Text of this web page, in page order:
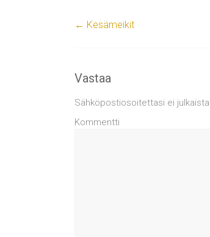
← Kesämeikit
Vastaa
Sähköpostiosoitettasi ei julkaista.
Kommentti